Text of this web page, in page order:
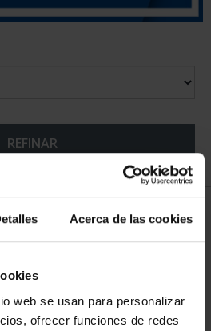
Acerca de las cookies
web se usan para personalizar
ofrecer funciones de redes
REFINAR